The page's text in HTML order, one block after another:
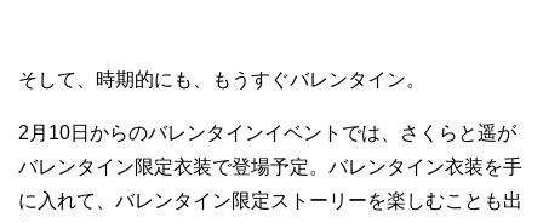
そして、時期的にも、もうすぐバレンタイン。
2月10日からのバレンタインイベントでは、さくらと遥が
バレンタイン限定衣装で登場予定。バレンタイン衣装を手
に入れて、バレンタイン限定ストーリーを楽しむことも出